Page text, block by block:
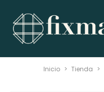
Inicio > Tienda >